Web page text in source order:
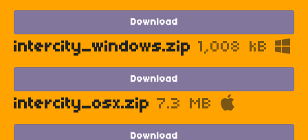
Download
intercity_windows.zip 1,008 kB
Download
intercity_osx.zip 7.3 MB
Download